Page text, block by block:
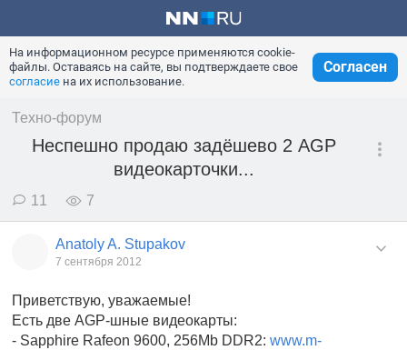
На информационном ресурсе применяются cookie-
файлы. Оставаясь на сайте, вы подтверждаете свое
согласие на их использование.
Согласен
Техно-форум
Неспешно продаю задёшево 2 AGP
видеокарточки...
11 7
Anatoly A. Stupakov
7 сентября 2012
Приветствую, уважаемые!
Есть две AGP-шные видеокарты:
- Sapphire Rafeon 9600, 256Mb DDR2: www.m-